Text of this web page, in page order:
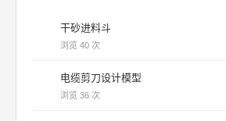
干砂进料斗
浏览 40 次
电缆剪刀设计模型
浏览 36 次